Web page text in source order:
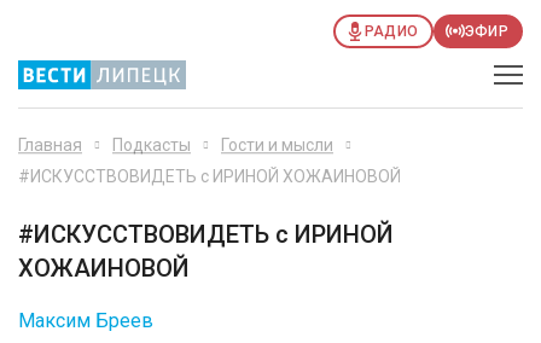
РАДИО ЭФИР
Главная Подкасты
Гости и мысли
#ИСКУССТВОВИДЕТЬ с ИРИНОЙ ХОЖАИНОВОЙ
#ИСКУССТВОВИДЕТЬ с ИРИНОЙ
ХОЖАИНОВОЙ
Максим Бреев